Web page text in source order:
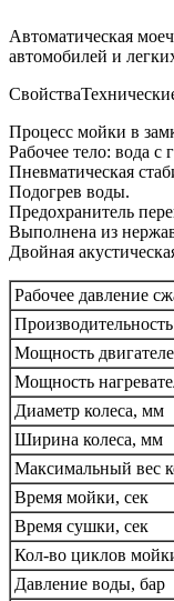
Автоматическая
автомобилей и
Свойства
Процесс мойки в
Рабочее тело: вода с
Пневматическая
Подогрев воды.
Предохранитель
Выполнена из
Двойная
Рабочее давление
Мощность
Мощность
Диаметр колеса, мм
Ширина колеса, мм
Максимальный вес
Время мойки, сек
Время сушки, сек
Кол-во циклов
Давление воды, бар